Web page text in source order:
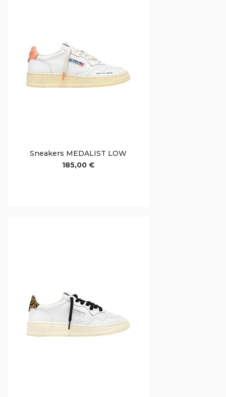
Sneakers MEDALIST LOW
185,00 €